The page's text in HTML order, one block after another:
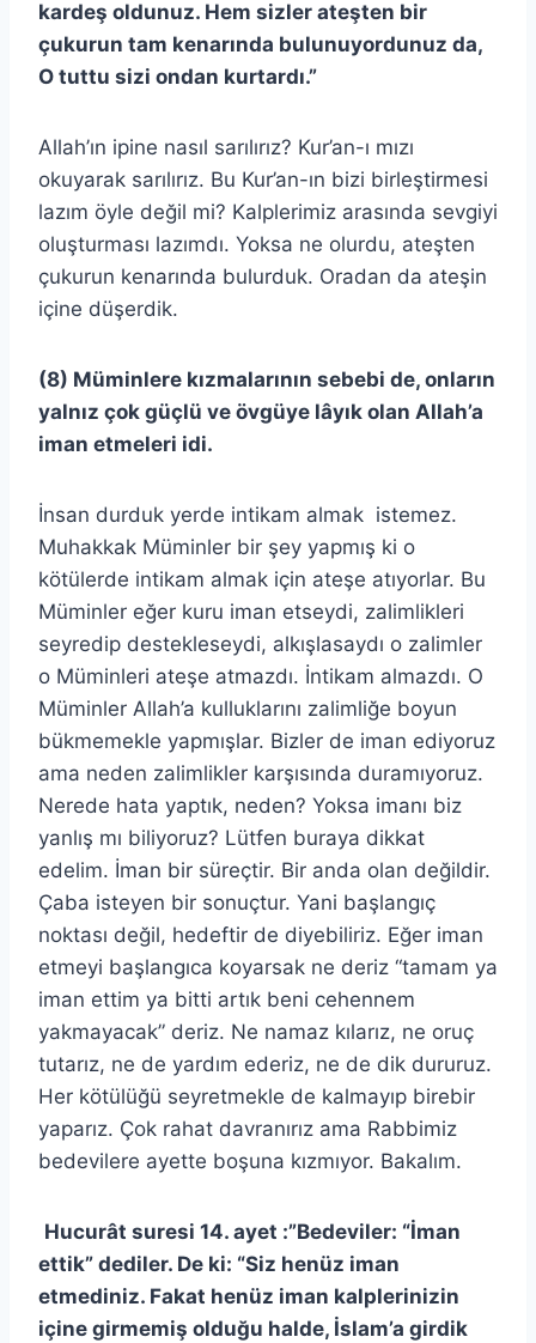
kardeş oldunuz. Hem sizler ateşten bir
çukurun tam kenarında bulunuyordunuz da,
O tuttu sizi ondan kurtardı.”
Allah’ın ipine nasıl sarılırız? Kur’an-ı mızı
okuyarak sarılırız. Bu Kur’an-ın bizi birleştirmesi
lazım öyle değil mi? Kalplerimiz arasında sevgiyi
oluşturması lazımdı. Yoksa ne olurdu, ateşten
çukurun kenarında bulurduk. Oradan da ateşin
içine düşerdik.
(8) Müminlere kızmalarının sebebi de, onların
yalnız çok güçlü ve övgüye lâyık olan Allah’a
iman etmeleri idi.
İnsan durduk yerde intikam almak istemez.
Muhakkak Müminler bir şey yapmış ki o
kötülerde intikam almak için ateşe atıyorlar. Bu
Müminler eğer kuru iman etseydi, zalimlikleri
seyredip destekleseydi, alkışlasaydı o zalimler
o Müminleri ateşe atmazdı. İntikam almazdı. O
Müminler Allah’a kulluklarını zalimliğe boyun
bükmemekle yapmışlar. Bizler de iman ediyoruz
ama neden zalimlikler karşısında duramıyoruz.
Nerede hata yaptık, neden? Yoksa imanı biz
yanlış mı biliyoruz? Lütfen buraya dikkat
edelim. İman bir süreçtir. Bir anda olan değildir.
Çaba isteyen bir sonuçtur. Yani başlangıç
noktası değil, hedeftir de diyebiliriz. Eğer iman
etmeyi başlangıca koyarsak ne deriz “tamam ya
iman ettim ya bitti artık beni cehennem
yakmayacak” deriz. Ne namaz kılarız, ne oruç
tutarız, ne de yardım ederiz, ne de dik dururuz.
Her kötülüğü seyretmekle de kalmayıp birebir
yaparız. Çok rahat davranırız ama Rabbimiz
bedevilere ayette boşuna kızmıyor. Bakalım.
Hucurât suresi 14. ayet :”Bedeviler: “İman
ettik” dediler. De ki: “Siz henüz iman
etmediniz. Fakat henüz iman kalplerinizin
içine girmemiş olduğu halde, İslam’a girdik